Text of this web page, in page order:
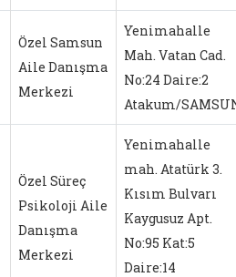
Özel Samsun
Aile Danışma
Merkezi
Yenimahalle
Mah. Vatan Cad.
No:24 Daire:2
Atakum/
Özel Süreç
Psikoloji Aile
Danışma
Merkezi
Yenimahalle
mah. Atatürk 3.
Kısım Bulvarı
Kaygusuz Apt.
No:95 Kat:5
Daire:14